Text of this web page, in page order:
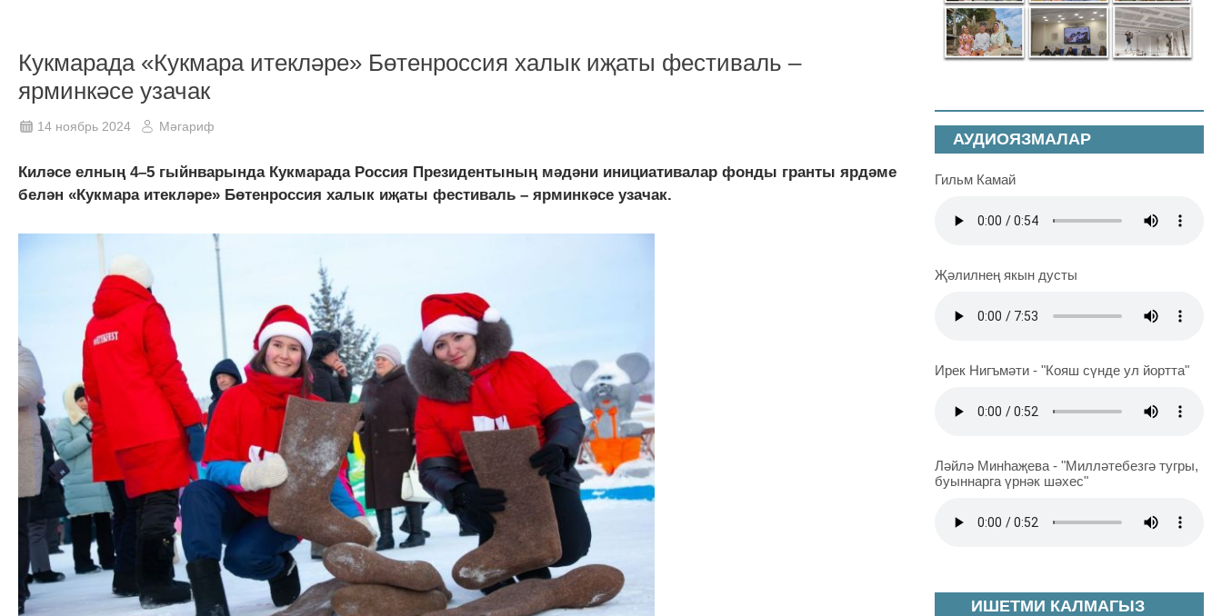
Кукмарада «Кукмара итекләре» Бөтенроссия халык иҗаты фестиваль –
ярминкәсе узачак
14 ноябрь 2024 Мәгариф
Киләсе елның 4–5 гыйнварында Кукмарада Россия Президентының мәдәни инициативалар фонды гранты ярдәме
белән «Кукмара итекләре» Бөтенроссия халык иҗаты фестиваль – ярминкәсе узачак.
ИШЕТМИ КАЛМАГЫЗ
АУДИОЯЗМАЛАР
Гильм Камай
Җәлилнең якын дусты
Ирек Нигъмәти - "Кояш сүнде ул йортта"
Ләйлә Минһаҗева - "Милләтебезгә тугры,
буыннарга үрнәк шәхес"